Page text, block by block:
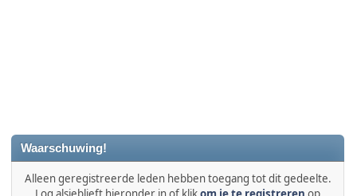
Waarschuwing!
Alleen geregistreerde leden hebben toegang tot dit gedeelte.